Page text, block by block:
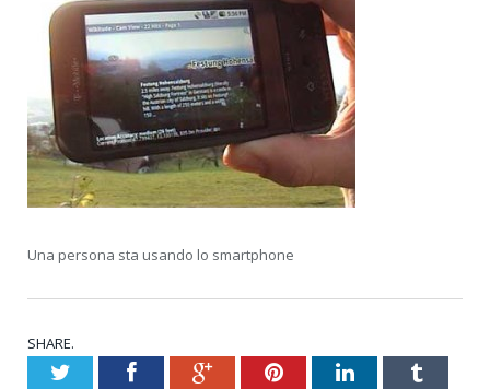
Una persona sta usando lo smartphone
SHARE.
TwitterFacebookGoogle+PinterestLinkedInTumblr